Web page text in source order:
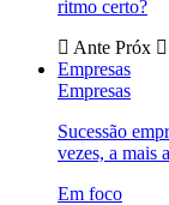
ritmo certo?
Ante Próx
Empresas
Empresas
Sucessão
vezes, a mais
Em foco